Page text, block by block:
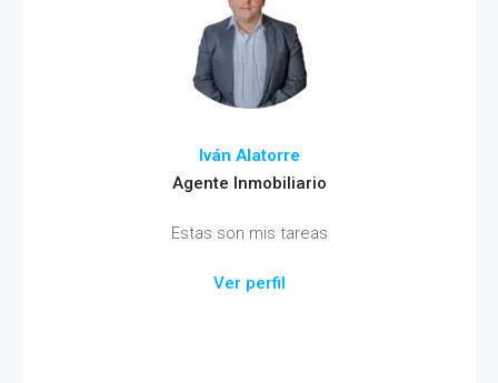
Iván Alatorre
Agente Inmobiliario
Estas son mis tareas
Ver perfil